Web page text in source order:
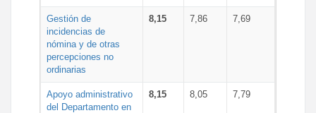
Gestión de
incidencias de
nómina y de otras
percepciones no
ordinarias
8,15 7,86 7,69
Apoyo administrativo
del Departamento en
8,15 8,05 7,79